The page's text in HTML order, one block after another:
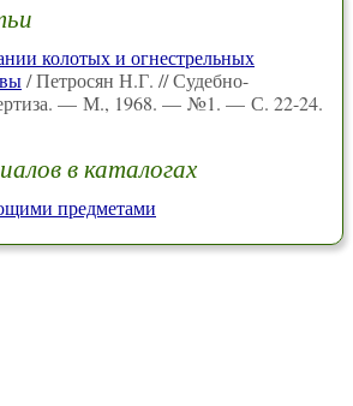
колотых и огнестрельных
/ Петросян Н.Г. // Судебно-
— М., 1968. — №1. — С. 22-24.
в каталогах
предметами